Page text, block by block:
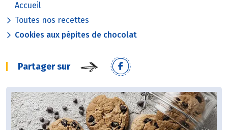
Accueil
Toutes nos recettes
Cookies aux pépites de chocolat
Partager sur